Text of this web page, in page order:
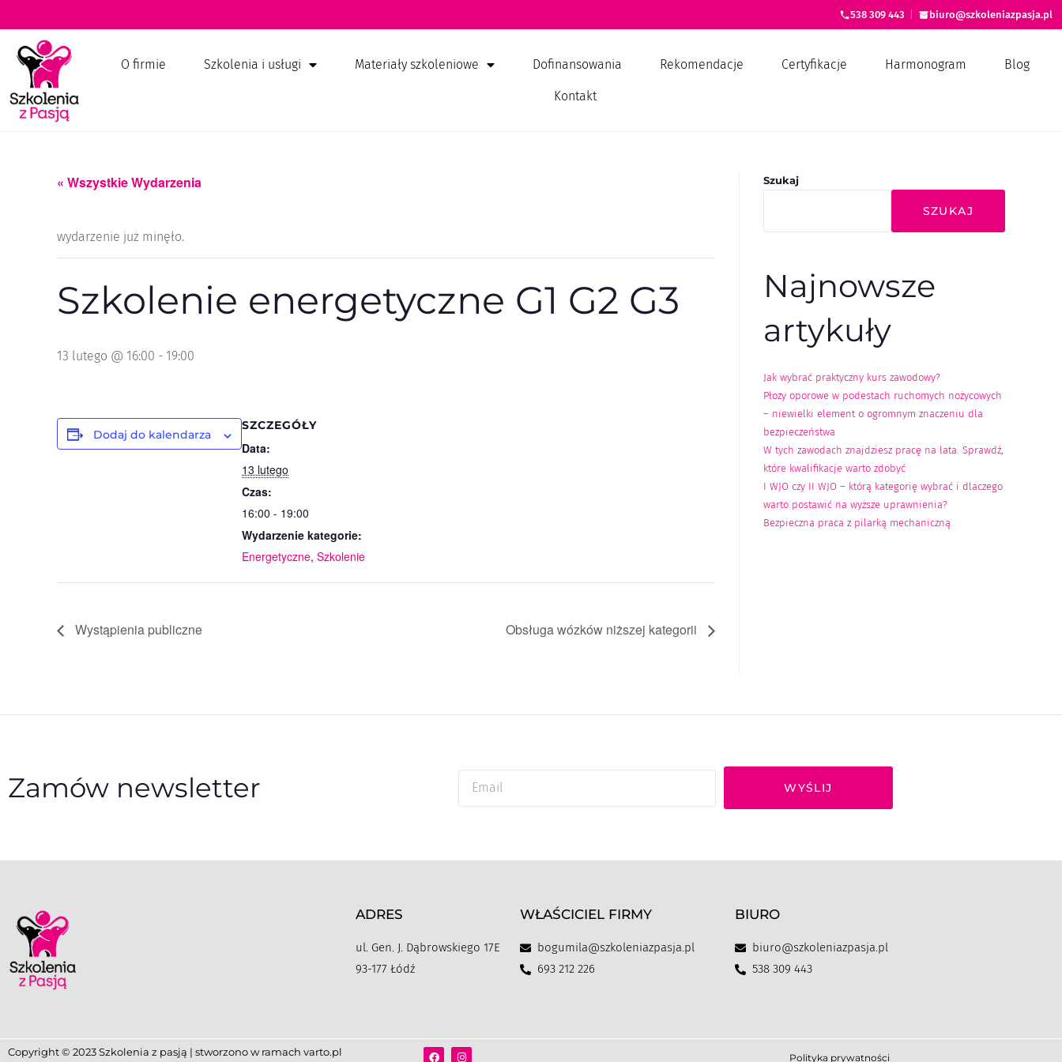
538 309 443 biuro@szkoleniazpasja.pl
O firmie Szkolenia i usługi Materiały szkoleniowe Dofinansowania Rekomendacje Certyfikacje Harmonogram Blog
Kontakt
« Wszystkie Wydarzenia
wydarzenie już minęło.
Szkolenie energetyczne G1 G2 G3
13 lutego @ 16:00 - 19:00
Dodaj do kalendarza
SZCZEGÓŁY
Data:
13 lutego
Czas:
16:00 - 19:00
Wydarzenie kategorie:
Energetyczne, Szkolenie
Wystąpienia publiczne Obsługa wózków niższej kategorii
Szukaj
SZUKAJ
Najnowsze
artykuły
Jak wybrać praktyczny kurs zawodowy?
Płozy oporowe w podestach ruchomych nożycowych
– niewielki element o ogromnym znaczeniu dla
bezpieczeństwa
W tych zawodach znajdziesz pracę na lata. Sprawdź,
które kwalifikacje warto zdobyć
I WJO czy II WJO – którą kategorię wybrać i dlaczego
warto postawić na wyższe uprawnienia?
Bezpieczna praca z pilarką mechaniczną
Zamów newsletter WYŚLIJ
ADRES
ul. Gen. J. Dąbrowskiego 17E
93-177 Łódź
WŁAŚCICIEL FIRMY
bogumila@szkoleniazpasja.pl
693 212 226
BIURO
biuro@szkoleniazpasja.pl
538 309 443
Copyright © 2023 Szkolenia z pasją | stworzono w ramach varto.pl Polityka prywatności